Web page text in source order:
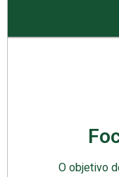
O objetivo